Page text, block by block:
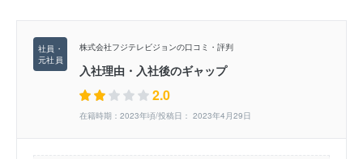
株式会社フジテレビジョンの口コミ・評判
入社理由・入社後のギャップ
2.0
在籍時期：2023年頃/投稿日： 2023年4月29日